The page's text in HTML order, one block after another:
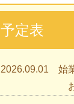
予定表
2026.09.01 始
お弁